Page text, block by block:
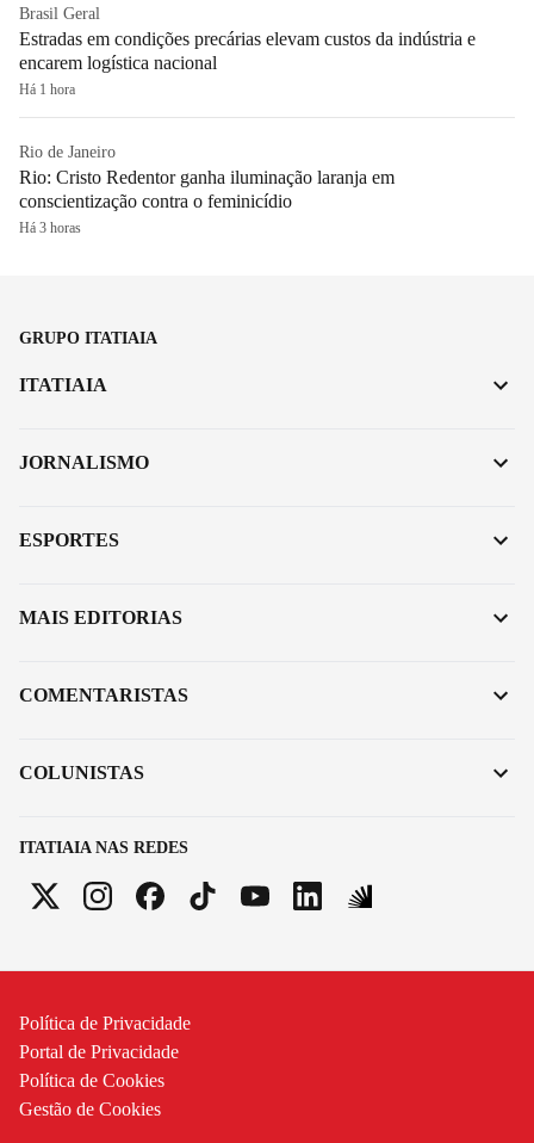
Brasil Geral
Estradas em condições precárias elevam custos da indústria e
encarem logística nacional
Há 1 hora
Rio de Janeiro
Rio: Cristo Redentor ganha iluminação laranja em
conscientização contra o feminicídio
Há 3 horas
GRUPO ITATIAIA
ITATIAIA NAS REDES
ITATIAIA
JORNALISMO
ESPORTES
MAIS EDITORIAS
COMENTARISTAS
COLUNISTAS
Política de Privacidade
Portal de Privacidade
Política de Cookies
Gestão de Cookies